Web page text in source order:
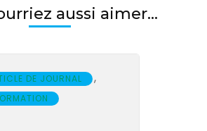
aussi aimer...
DE JOURNAL ,